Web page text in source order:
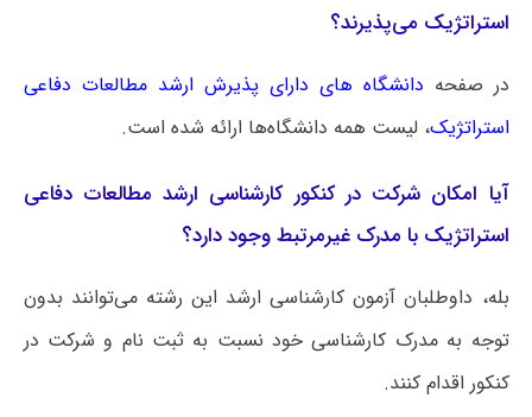
استراتژیک می‌پذیرند؟
در صفحه دانشگاه های دارای پذیرش ارشد مطالعات دفاعی
استراتژیک، لیست همه دانشگاه‌ها ارائه شده است.
آیا امکان شرکت در کنکور کارشناسی ارشد مطالعات دفاعی
استراتژیک با مدرک غیرمرتبط وجود دارد؟
بله، داوطلبان آزمون کارشناسی ارشد این رشته می‌توانند بدون
توجه به مدرک کارشناسی خود نسبت به ثبت نام و شرکت در
کنکور اقدام کنند.